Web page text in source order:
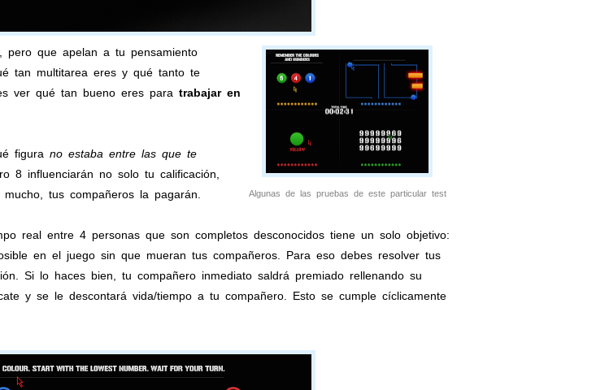
Algunas de las pruebas de este particular test
pero que apelan a tu pensamiento
tan multitarea eres y qué tanto te
ver qué tan bueno eres para trabajar en
figura no estaba entre las que te
8 influenciarán no solo tu calificación,
tus compañeros la pagarán.
real entre 4 personas que son completos desconocidos tiene un solo objetivo:
en el juego sin que mueran tus compañeros. Para eso debes resolver tus
Si lo haces bien, tu compañero inmediato saldrá premiado rellenando su
y se le descontará vida/tiempo a tu compañero. Esto se cumple cíclicamente